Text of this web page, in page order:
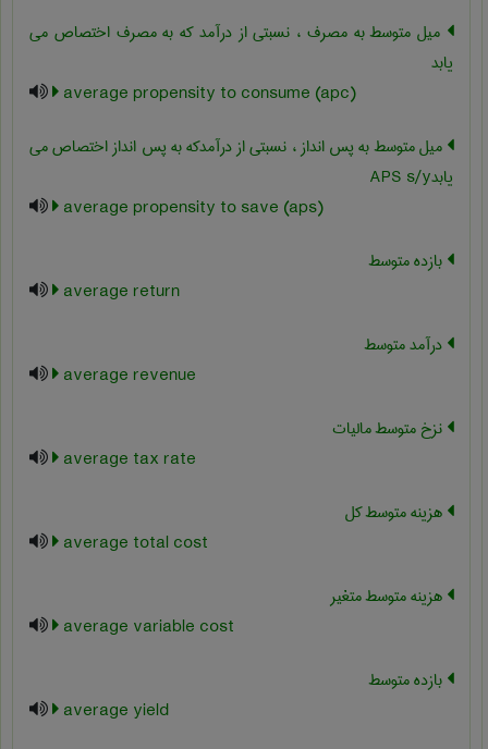
میل متوسط به مصرف ، نسبتی از درآمد که به مصرف اختصاص می
یابد
average propensity to consume (apc)
میل متوسط به پس انداز ، نسبتی از درآمدکه به پس انداز اختصاص می
یابد‎APS s/y
average propensity to save (aps)
بازده متوسط
average return
درآمد متوسط
average revenue
نزخ متوسط مالیات
average tax rate
هزینه متوسط کل
average total cost
هزینه متوسط متغیر
average variable cost
بازده متوسط
average yield